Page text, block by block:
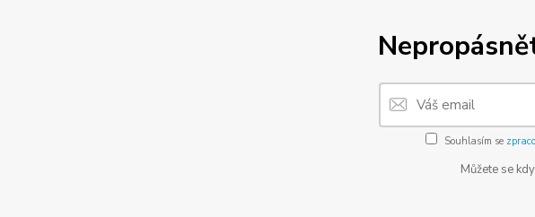
Souhlasím se
Můžete se